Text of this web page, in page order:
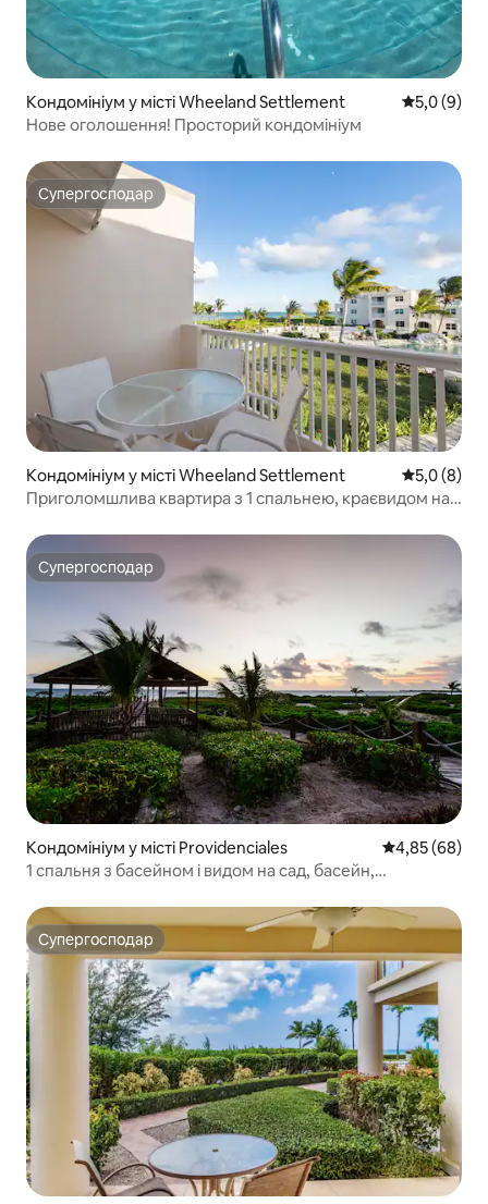
Кондомініум у місті Wheeland Settlement Середня
5,0 (9)
Нове оголошення! Просторий кондомініум
Супергосподар
Супергосподар
Кондомініум у місті Wheeland Settlement Середня
5,0 (8)
Приголомшлива квартира з 1 спальнею, краєвидом на
Супергосподар
Супергосподар
Кондомініум у місті Providenciales Середня
4,85 (68)
1 спальня з басейном і видом на сад, басейн,
Супергосподар
Супергосподар